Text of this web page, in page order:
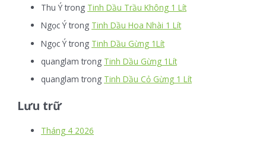
Thu Ý trong Tinh Dầu Trầu Không 1 Lít
Ngọc Ý trong Tinh Dầu Hoa Nhài 1 Lít
Ngọc Ý trong Tinh Dầu Gừng 1Lít
quanglam trong Tinh Dầu Gừng 1Lít
quanglam trong Tinh Dầu Cỏ Gừng 1 Lít
Lưu trữ
Tháng 4 2026